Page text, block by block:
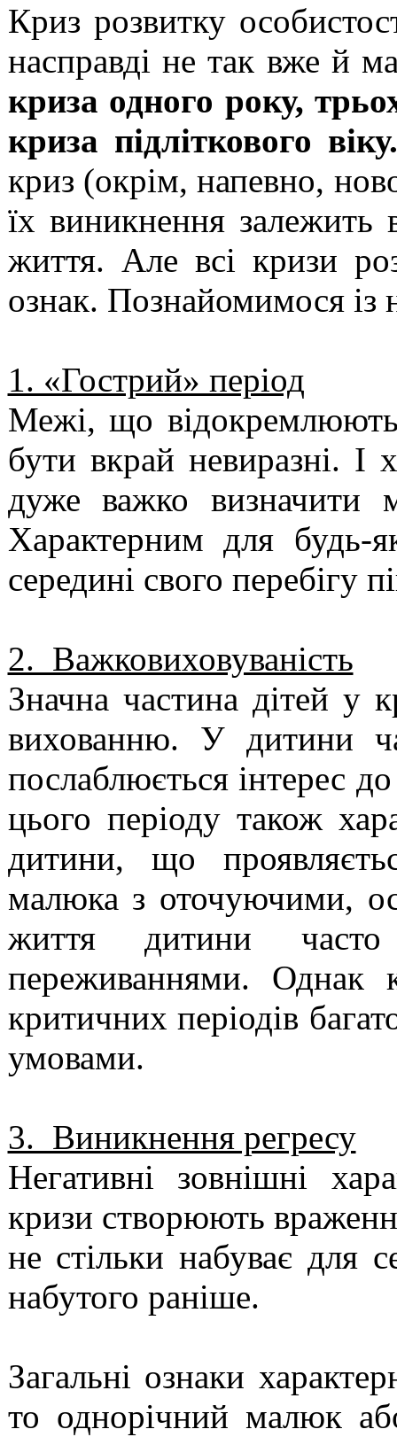
Криз розвитку
насправді не так вже й
криза одного року,
криза підліткового віку.
криз (окрім, напевно,
їх виникнення залежить
життя. Але всі кризи
ознак. Познайомимося із
1. «Гострий» період
Межі, що
бути вкрай невиразні. І
дуже важко визначити
Характерним для
середині свого перебігу
2. Важковиховуваність
Значна частина дітей у
вихованню. У дитини
послаблюється інтерес
цього періоду також
дитини, що
малюка з оточуючими,
життя дитини
переживаннями. Однак
критичних періодів
умовами.
3. Виникнення регресу
Негативні зовнішні
кризи створюють
не стільки набуває для
набутого раніше.
Загальні ознаки
то однорічний малюк